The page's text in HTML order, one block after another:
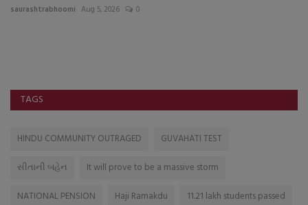
saurashtrabhoomi Aug 5, 2026 0
TAGS
HINDU COMMUNITY OUTRAGED
GUVAHATI TEST
સીતાની બહેન
It will prove to be a massive storm
NATIONAL PENSION
Haji Ramakdu
11.21 lakh students passed